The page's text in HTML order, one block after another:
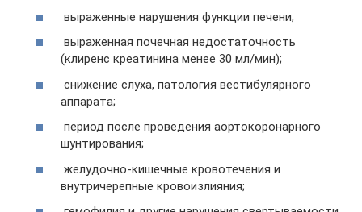
выраженные нарушения функции печени;
выраженная почечная недостаточность
(клиренс креатинина менее 30 мл/мин);
снижение слуха, патология вестибулярного
аппарата;
период после проведения аортокоронарного
шунтирования;
желудочно-кишечные кровотечения и
внутричерепные кровоизлияния;